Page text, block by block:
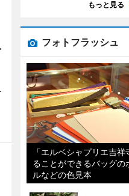
もっと見る
フォトフラッシュ
「エルベシャプリエ吉
ることができるバッグの
ルなどの色見本